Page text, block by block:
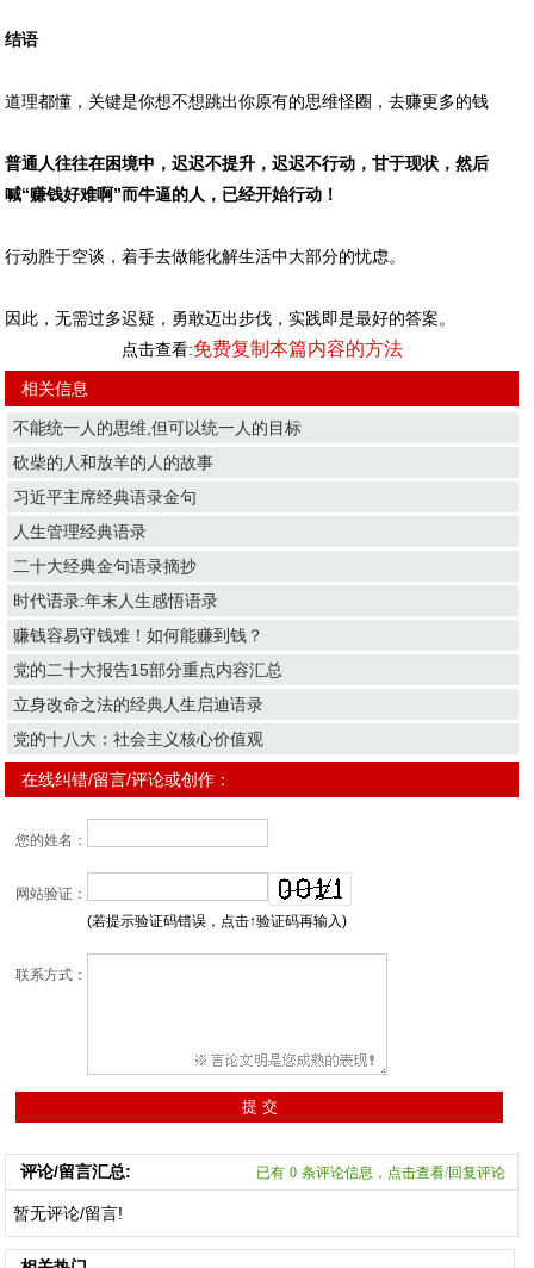
结语
道理都懂，关键是你想不想跳出你原有的思维怪圈，去赚更多的钱
普通人往往在困境中，迟迟不提升，迟迟不行动，甘于现状，然后
喊“赚钱好难啊”而牛逼的人，已经开始行动！
行动胜于空谈，着手去做能化解生活中大部分的忧虑。
因此，无需过多迟疑，勇敢迈出步伐，实践即是最好的答案。
点击查看:免费复制本篇内容的方法
相关信息
不能统一人的思维,但可以统一人的目标
砍柴的人和放羊的人的故事
习近平主席经典语录金句
人生管理经典语录
二十大经典金句语录摘抄
时代语录:年末人生感悟语录
赚钱容易守钱难！如何能赚到钱？
党的二十大报告15部分重点内容汇总
立身改命之法的经典人生启迪语录
党的十八大：社会主义核心价值观
在线纠错/留言/评论或创作：
您的姓名：
网站验证：
(若提示验证码错误，点击↑验证码再输入)
联系方式：
评论/留言汇总: 已有 0 条评论信息，点击查看/回复评论
暂无评论/留言!